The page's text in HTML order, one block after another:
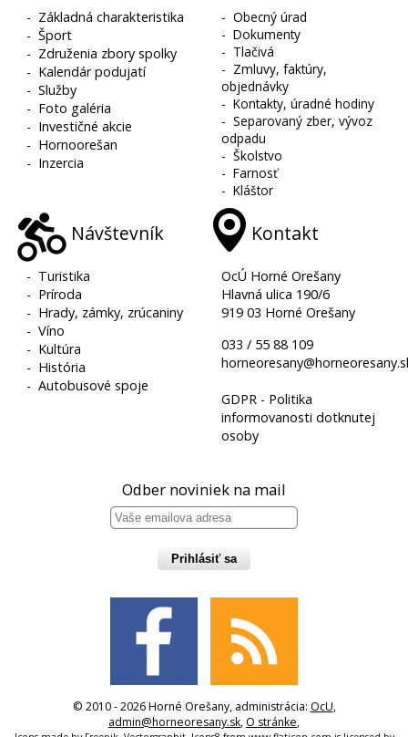
- Základná charakteristika
-Šport
- Združenia zbory spolky
- Kalendár podujatí
-Služby
- Foto galéria
- Investičné akcie
- Hornoorešan
- Inzercia
-Obecný úrad
-Dokumenty
- Tlačivá
- Zmluvy, faktúry,
objednávky
-Kontakty, úradné hodiny
-Separovaný zber, vývoz
odpadu
-Školstvo
-Farnosť
-Kláštor
Návštevník
- Turistika
- Príroda
- Hrady, zámky, zrúcaniny
-Víno
- Kultúra
- História
-Autobusové spoje
Kontakt
OcÚ Horné Orešany
Hlavná ulica 190/6
919 03 Horné Orešany
033 / 55 88 109
GDPR - Politika
informovanosti dotknutej
osoby
Odber noviniek na mail
Prihlásiť sa
© 2010 - 2026 Horné Orešany, administrácia: OcU,
admin@horneoresany.sk, O stránke,